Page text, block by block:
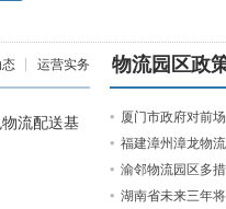
态 运营实务
流配送基
物流园区政
厦门市政府对前
福建漳州漳龙物
渝邻物流园区多
湖南省未来三年